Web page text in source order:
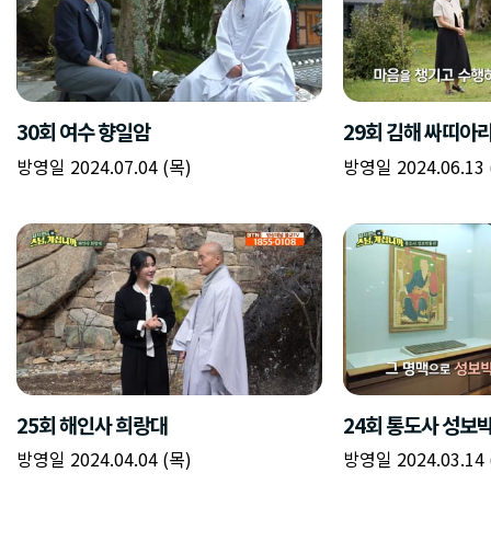
30회 여수 향일암
방영일 2024.07.04 (목)
29회 김해 싸띠아
방영일 2024.06.13
25회 해인사 희랑대
방영일 2024.04.04 (목)
24회 통도사 성보
방영일 2024.03.14